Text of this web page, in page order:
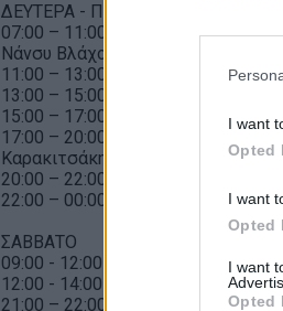
I want
Opted
I want
Opted
I want
Opted
ΔΕΥΤΕΡΑ - ΠΑΡΑΣΚΕΥΗ
07:00 – 11:00 Bill Nakis and the
Νάνσυ Βλάχου)
11:00 – 13:00 Coffee Time (Ειρήνη
13:00 – 15:00 Lunch Break (Πέτρος
15:00 – 17:00 ZOO Mania (Χρήστος
17:00 – 20:00 Troublemakers
Καρακιτσάκη)
20:00 – 22:00 Zoo Reality (Massimo)
22:00 – 00:00 Zoo Nights (Κρίστυ
ΣΑΒΒΑΤΟ
09:00 - 12:00 Zoo Breakfast
12:00 - 14:00 Thessaloniki's Top 30
21:00 – 22:00 Big Boss The Urban